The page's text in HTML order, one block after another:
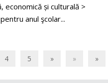
economică și culturală >
anul şcolar...
4 5 » » »